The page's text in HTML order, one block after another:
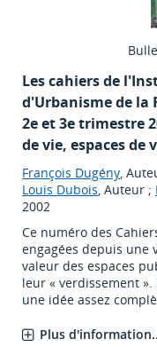
Les cahiers de
d'Urbanisme de la
2e et 3e trimestre
de vie, espaces de
François Dugény,
Louis Dubois, Auteur ;
2002
Ce numéro des
engagées depuis une
valeur des espaces
leur « verdissement
une idée assez
Plus